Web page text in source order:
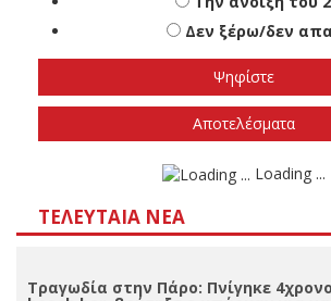
Πότε πιστεύετε ότι θα γίνουν
εκλογές
Το φθινόπωρο του
Την άνοιξη του
Δεν ξέρω/δεν